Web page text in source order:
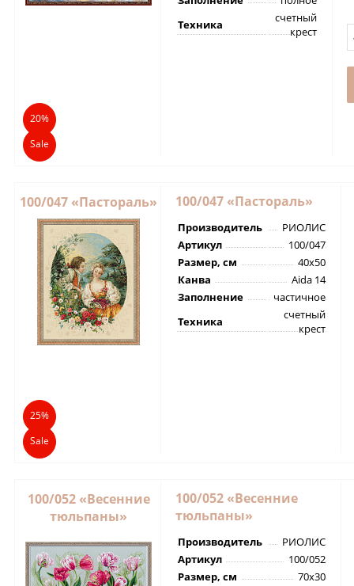
20%
Sale
Техника
счетный
крест
100/047 «Пастораль»
25%
Sale
100/047 «Пастораль»
Производитель
РИОЛИС
Артикул
100/047
Размер, см
40х50
Канва
Aida 14
Заполнение
частичное
Техника
счетный
крест
100/052 «Весенние
тюльпаны»
100/052 «Весенние
тюльпаны»
Производитель
РИОЛИС
Артикул
100/052
Размер, см
70х30